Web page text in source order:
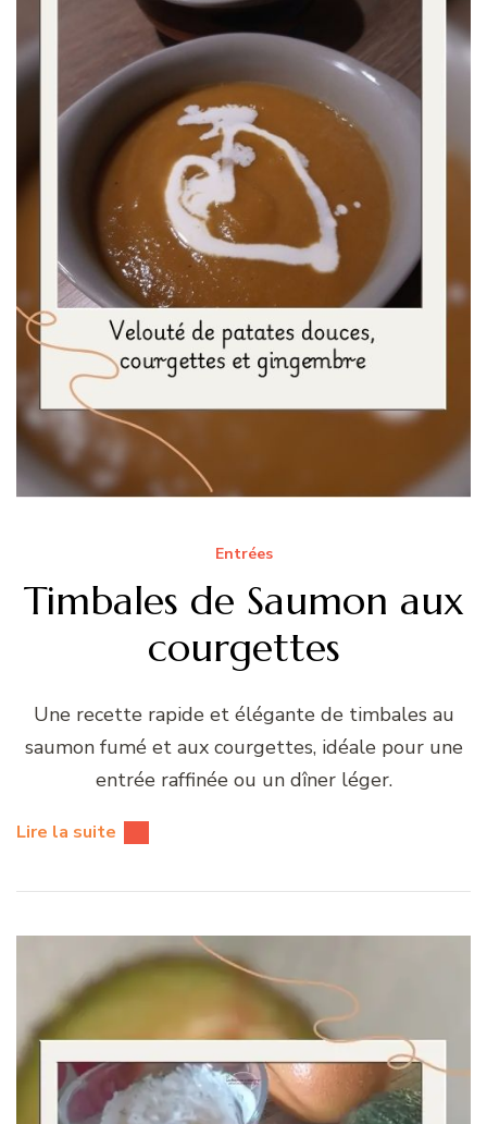
Entrées
Timbales de Saumon aux
courgettes
Une recette rapide et élégante de timbales au
saumon fumé et aux courgettes, idéale pour une
entrée raffinée ou un dîner léger.
Lire la suite